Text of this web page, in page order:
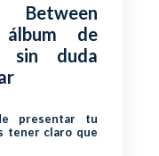
Between
de
sin duda
presentar tu
tener claro que